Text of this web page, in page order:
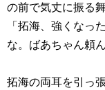
の前で気丈に振る
「拓海、強くなっ
な。ばあちゃん頼
拓海の両耳を引っ